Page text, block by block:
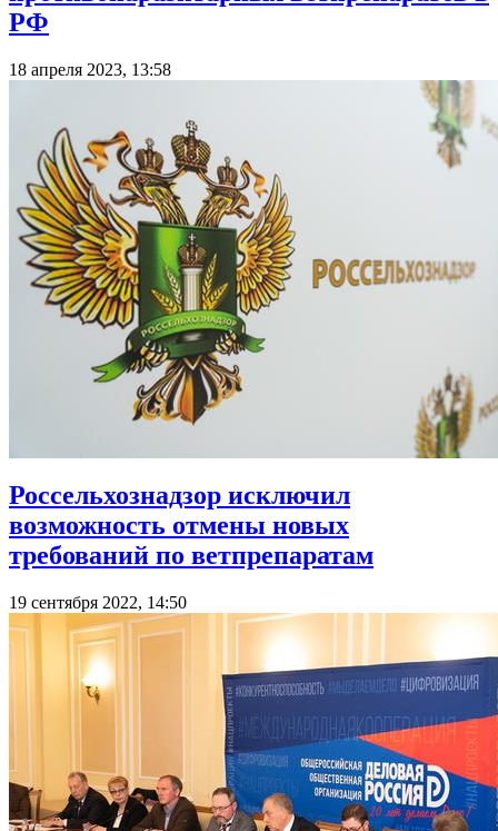
РФ
18 апреля 2023, 13:58
Россельхознадзор исключил
возможность отмены новых
требований по ветпрепаратам
19 сентября 2022, 14:50